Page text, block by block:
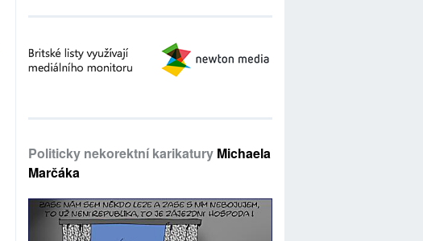
Politicky nekorektní karikatury Michaela
Marčáka